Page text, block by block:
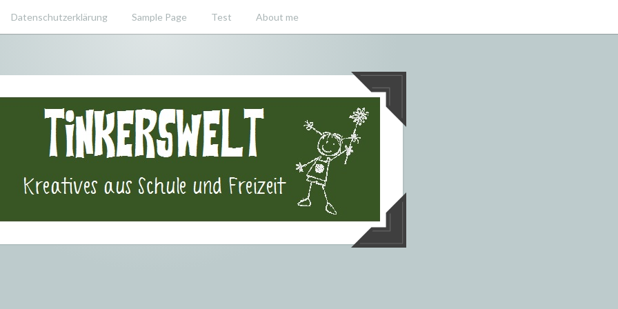
Datenschutzerklärung Sample Page Test About me